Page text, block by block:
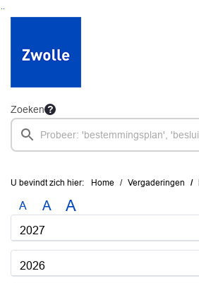
Ga naar de inhoud van deze pagina
Ga naar het zoeken
Ga naar het menu
Zoeken
U bevindt zich hier: Home Vergaderingen
A A A
2027
2026